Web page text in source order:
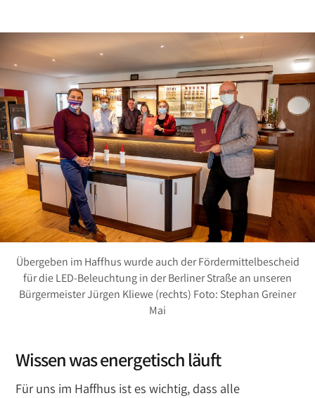
Übergeben im Haffhus wurde auch der Fördermittelbescheid
für die LED-Beleuchtung in der Berliner Straße an unseren
Bürgermeister Jürgen Kliewe (rechts) Foto: Stephan Greiner
Mai
Wissen was energetisch läuft
Für uns im Haffhus ist es wichtig, dass alle